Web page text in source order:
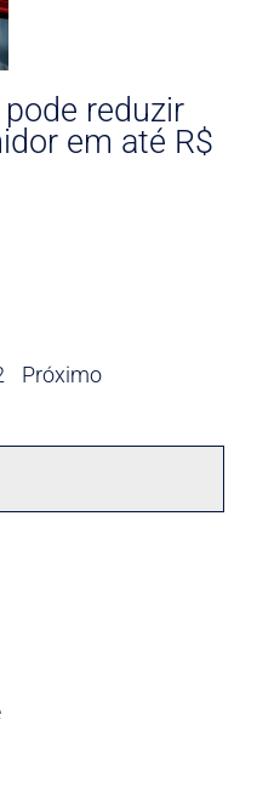
reduzir
em até R$
Próximo